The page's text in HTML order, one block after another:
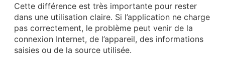
Cette différence est très importante pour rester
dans une utilisation claire. Si l’application ne charge
pas correctement, le problème peut venir de la
connexion Internet, de l’appareil, des informations
saisies ou de la source utilisée.